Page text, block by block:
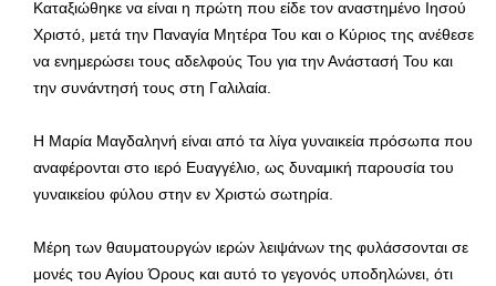
Καταξιώθηκε να είναι η πρώτη που είδε τον αναστημένο Ιησού
Χριστό, μετά την Παναγία Μητέρα Του και ο Κύριος της ανέθεσε
να ενημερώσει τους αδελφούς Του για την Ανάστασή Του και
την συνάντησή τους στη Γαλιλαία.
Η Μαρία Μαγδαληνή είναι από τα λίγα γυναικεία πρόσωπα που
αναφέρονται στο ιερό Ευαγγέλιο, ως δυναμική παρουσία του
γυναικείου φύλου στην εν Χριστώ σωτηρία.
Μέρη των θαυματουργών ιερών λειψάνων της φυλάσσονται σε
μονές του Αγίου Όρους και αυτό το γεγονός υποδηλώνει, ότι